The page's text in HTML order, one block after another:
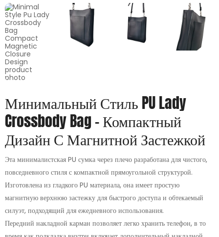
Минимальный Стиль PU Lady
Crossbody Bag - Компактный
Дизайн С Магнитной Застежкой
Эта минималистская PU сумка через плечо разработана для чистого,
повседневного стиля с компактной прямоугольной структурой.
Изготовлена из гладкого PU материала, она имеет простую
магнитную верхнюю застежку для быстрого доступа и обтекаемый
силуэт, подходящий для ежедневного использования.
Передний накладной карман позволяет легко хранить телефон, в то